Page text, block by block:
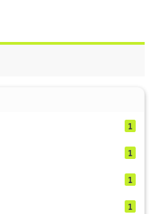
1
1
1
1